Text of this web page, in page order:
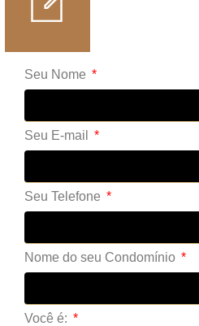
Seu Nome
Seu E-mail
Seu Telefone
Nome do seu Condomínio
Você é: